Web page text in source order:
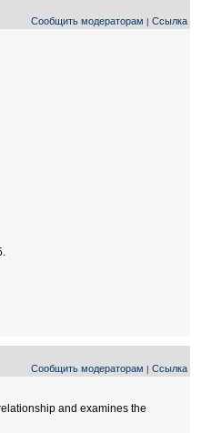
Сообщить модераторам | Ссылка
Сообщить модераторам | Ссылка
and examines the